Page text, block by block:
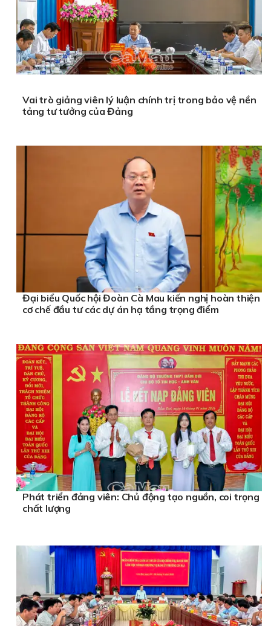
Vai trò giảng viên lý luận chính trị trong bảo vệ nền
tảng tư tưởng của Đảng
Đại biểu Quốc hội Đoàn Cà Mau kiến nghị hoàn thiện
cơ chế đầu tư các dự án hạ tầng trọng điểm
Phát triển đảng viên: Chủ động tạo nguồn, coi trọng
chất lượng